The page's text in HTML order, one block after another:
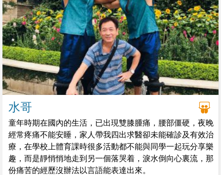
水哥
童年時期在國內的生活，已出現雙膝腫痛，腰部僵硬，夜晚
經常疼痛不能安睡，家人帶我四出求醫卻未能確診及有效治
療，在學校上體育課時很多活動都不能與同學一起玩分享樂
趣，而是靜悄悄地走到另一個落哭着，淚水倒向心裏流，那
份痛苦的經歷沒辦法以言語能表達出來。